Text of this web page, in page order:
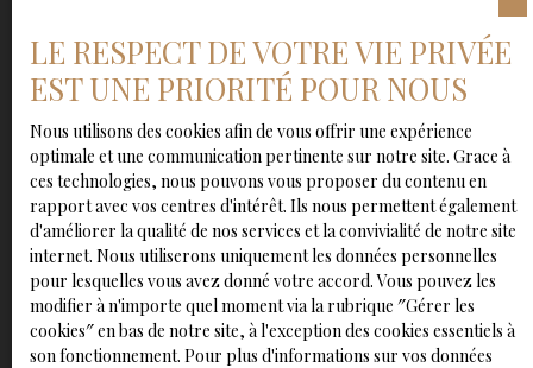
BLOIS CEDEX.
Pour en savoir plus sur le traitement de vos données
personnelles, veuillez consulter notrepolitique de
confidentialité.
Recevoir des annonces
LE RESPECT DE VOTRE VIE PRIVÉE
EST UNE PRIORITÉ POUR NOUS
Nous utilisons des cookies afin de vous offrir une expérience
optimale et une communication pertinente sur notre site. Grace à
ces technologies, nous pouvons vous proposer du contenu en
rapport avec vos centres d'intérêt. Ils nous permettent également
d'améliorer la qualité de nos services et la convivialité de notre site
internet. Nous utiliserons uniquement les données personnelles
pour lesquelles vous avez donné votre accord. Vous pouvez les
modifier à n'importe quel moment via la rubrique ″Gérer les
cookies″ en bas de notre site, à l'exception des cookies essentiels à
son fonctionnement. Pour plus d'informations sur vos données